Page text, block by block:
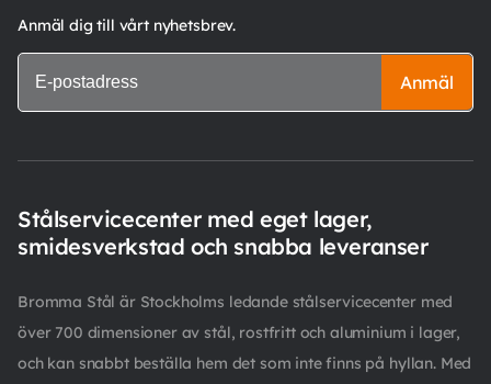
Anmäl dig till vårt nyhetsbrev.
Anmäl
Stålservicecenter med eget lager,
smidesverkstad och snabba leveranser
Bromma Stål är Stockholms ledande stålservicecenter med
över 700 dimensioner av stål, rostfritt och aluminium i lager,
och kan snabbt beställa hem det som inte finns på hyllan. Med